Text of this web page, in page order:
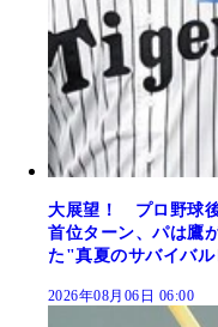
大展望！ プロ野球
首位ターン、パは鷹
た"真夏のサバイバ
2026年08月06日 06:00